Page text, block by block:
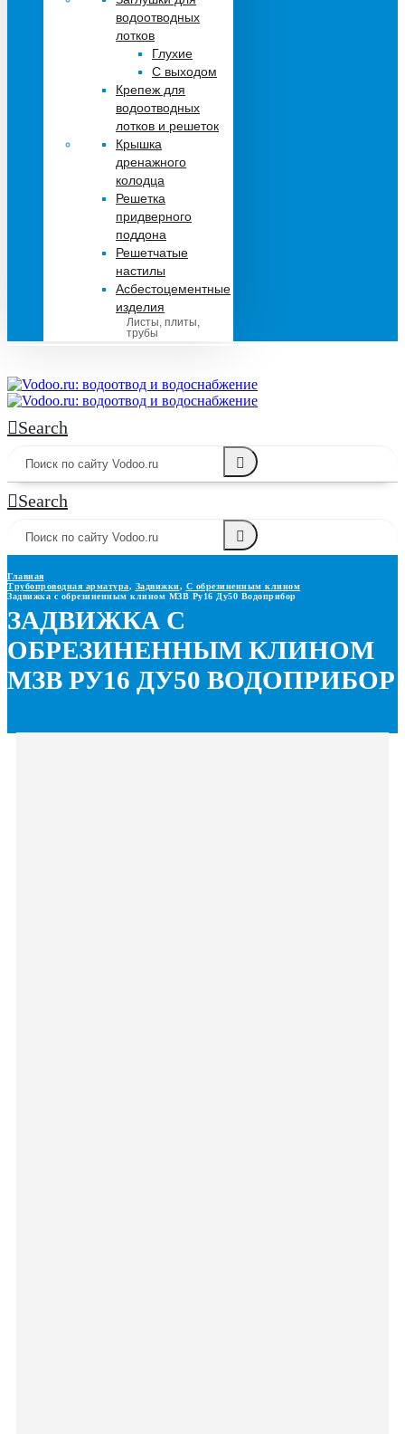
водоотводных
лотков
Глухие
С выходом
Крепеж для
водоотводных
лотков и решеток
Крышка
дренажного
колодца
Решетка
придверного
поддона
Решетчатые
настилы
Асбестоцементные
изделия
Листы, плиты,
трубы
Search
Search
Главная
Трубопроводная арматура, Задвижки, С обрезиненным клином
Задвижка с обрезиненным клином МЗВ Ру16 Ду50 Водоприбор
ЗАДВИЖКА С
ОБРЕЗИНЕННЫМ КЛИНОМ
МЗВ РУ16 ДУ50 ВОДОПРИБОР